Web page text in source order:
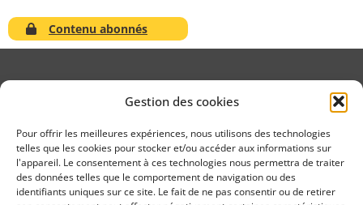
Gestion des cookies
Pour offrir les meilleures expériences, nous utilisons des technologies
telles que les cookies pour stocker et/ou accéder aux informations sur
l'appareil. Le consentement à ces technologies nous permettra de traiter
des données telles que le comportement de navigation ou des
identifiants uniques sur ce site. Le fait de ne pas consentir ou de retirer
Contenu abonnés
Conseils boursiers depuis 1952
Propos Utiles est
une publication
des Editions
Marigny
Mentions Légales
Politique cookie